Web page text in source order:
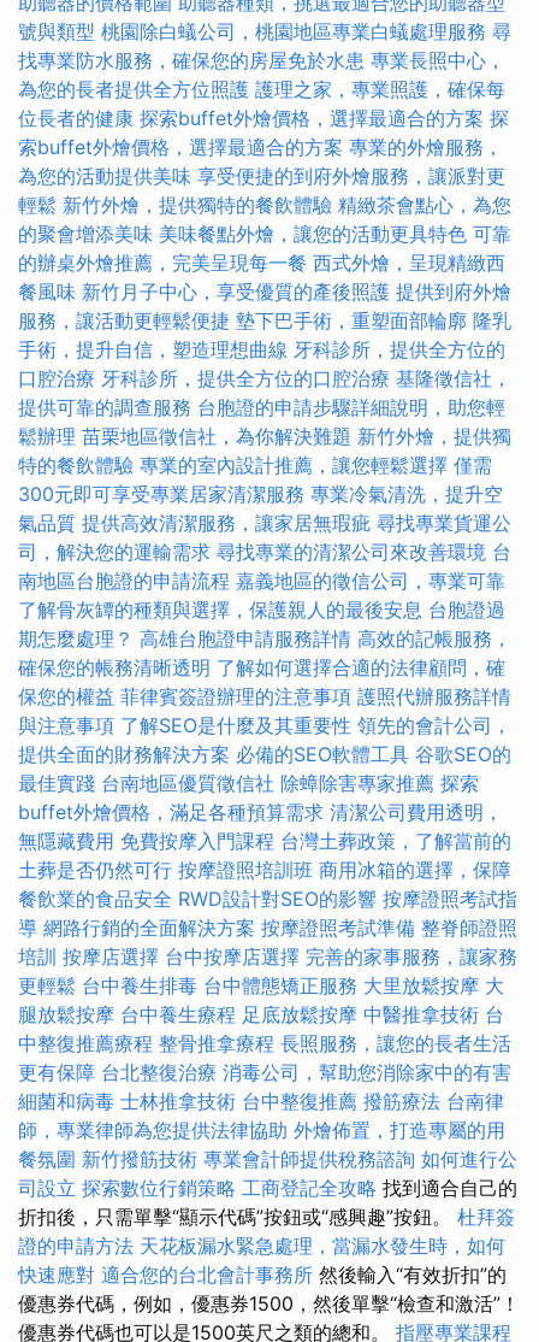
號與類型 桃園除白蟻公司，桃園地區專業白蟻處理服務 尋
找專業防水服務，確保您的房屋免於水患 專業長照中心，
為您的長者提供全方位照護 護理之家，專業照護，確保每
位長者的健康 探索buffet外燴價格，選擇最適合的方案 探
索buffet外燴價格，選擇最適合的方案 專業的外燴服務，
為您的活動提供美味 享受便捷的到府外燴服務，讓派對更
輕鬆 新竹外燴，提供獨特的餐飲體驗 精緻茶會點心，為您
的聚會增添美味 美味餐點外燴，讓您的活動更具特色 可靠
的辦桌外燴推薦，完美呈現每一餐 西式外燴，呈現精緻西
餐風味 新竹月子中心，享受優質的產後照護 提供到府外燴
服務，讓活動更輕鬆便捷 墊下巴手術，重塑面部輪廓 隆乳
手術，提升自信，塑造理想曲線 牙科診所，提供全方位的
口腔治療 牙科診所，提供全方位的口腔治療 基隆徵信社，
提供可靠的調查服務 台胞證的申請步驟詳細說明，助您輕
鬆辦理 苗栗地區徵信社，為你解決難題 新竹外燴，提供獨
特的餐飲體驗 專業的室內設計推薦，讓您輕鬆選擇 僅需
300元即可享受專業居家清潔服務 專業冷氣清洗，提升空
氣品質 提供高效清潔服務，讓家居無瑕疵 尋找專業貨運公
司，解決您的運輸需求 尋找專業的清潔公司來改善環境 台
南地區台胞證的申請流程 嘉義地區的徵信公司，專業可靠
了解骨灰罈的種類與選擇，保護親人的最後安息 台胞證過
期怎麼處理？ 高雄台胞證申請服務詳情 高效的記帳服務，
確保您的帳務清晰透明 了解如何選擇合適的法律顧問，確
保您的權益 菲律賓簽證辦理的注意事項 護照代辦服務詳情
與注意事項 了解SEO是什麼及其重要性 領先的會計公司，
提供全面的財務解決方案 必備的SEO軟體工具 谷歌SEO的
最佳實踐 台南地區優質徵信社 除蟑除害專家推薦 探索
buffet外燴價格，滿足各種預算需求 清潔公司費用透明，
無隱藏費用 免費按摩入門課程 台灣土葬政策，了解當前的
土葬是否仍然可行 按摩證照培訓班 商用冰箱的選擇，保障
餐飲業的食品安全 RWD設計對SEO的影響 按摩證照考試指
導 網路行銷的全面解決方案 按摩證照考試準備 整脊師證照
培訓 按摩店選擇 台中按摩店選擇 完善的家事服務，讓家務
更輕鬆 台中養生排毒 台中體態矯正服務 大里放鬆按摩 大
腿放鬆按摩 台中養生療程 足底放鬆按摩 中醫推拿技術 台
中整復推薦療程 整骨推拿療程 長照服務，讓您的長者生活
更有保障 台北整復治療 消毒公司，幫助您消除家中的有害
細菌和病毒 士林推拿技術 台中整復推薦 撥筋療法 台南律
師，專業律師為您提供法律協助 外燴佈置，打造專屬的用
餐氛圍 新竹撥筋技術 專業會計師提供稅務諮詢 如何進行公
司設立 探索數位行銷策略 工商登記全攻略 找到適合自己的
折扣後，只需單擊“顯示代碼”按鈕或“感興趣”按鈕。 杜拜簽
證的申請方法 天花板漏水緊急處理，當漏水發生時，如何
快速應對 適合您的台北會計事務所 然後輸入“有效折扣”的
優惠券代碼，例如，優惠券1500，然後單擊“檢查和激活”！
優惠券代碼也可以是1500英尺之類的總和。 指壓專業課程